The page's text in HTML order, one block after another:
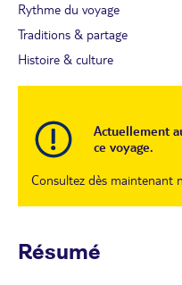
Rythme du voyage
Traditions & partage
Histoire & culture
Actuellement
ce voyage.
Consultez dès maintenant
Résumé